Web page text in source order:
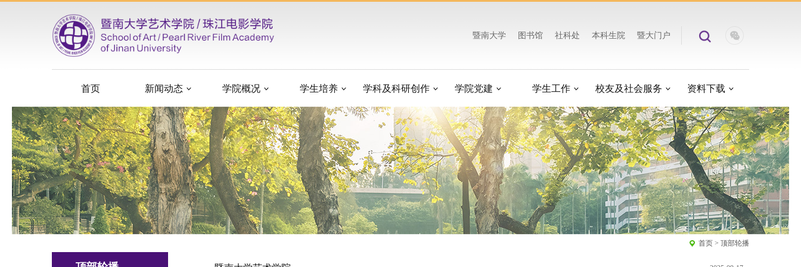
暨南大学 图书馆 社科处 本科生院 暨大门户
首页 新闻动态 学院概况 学生培养 学科及科研创作 学院党建 学生工作 校友及社会服务 资料下载
首页 > 顶部轮播